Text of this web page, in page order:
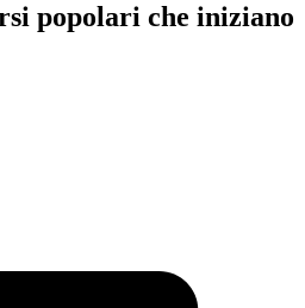
popolari che iniziano